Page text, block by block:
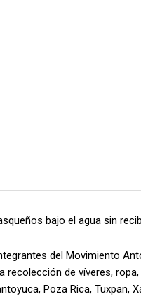
bajo el agua sin
del Movimiento
recolección de víveres,
Poza Rica, Tuxpan,